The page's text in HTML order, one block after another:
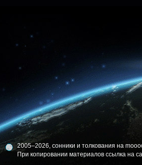
2005–2026, сонники и толкования на
При копировании материалов ссылка на